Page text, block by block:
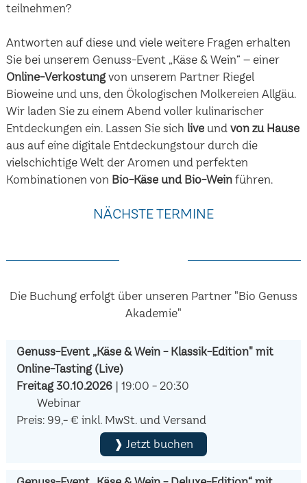
teilnehmen?
Antworten auf diese und viele weitere Fragen erhalten
Sie bei unserem Genuss-Event „Käse & Wein“ – einer
Online-Verkostungvon unserem Partner Riegel
Bioweine und uns, den Ökologischen Molkereien Allgäu.
Wir laden Sie zu einem Abend voller kulinarischer
Entdeckungen ein. Lassen Sie sich live und von zu Hause
aus auf eine digitale Entdeckungstour durch die
vielschichtige Welt der Aromen und perfekten
Kombinationen von Bio-Käse und Bio-Weinführen.
NÄCHSTE TERMINE
Die Buchung erfolgt über unseren Partner "Bio Genuss
Akademie"
Genuss-Event „Käse & Wein - Klassik-Edition" mit
Online-Tasting (Live)
Freitag 30.10.2026| 19:00 - 20:30
Webinar
Preis: 99,- € inkl. MwSt. und Versand
❱ Jetzt buchen